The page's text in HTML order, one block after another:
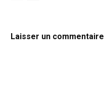
Laisser un commentaire